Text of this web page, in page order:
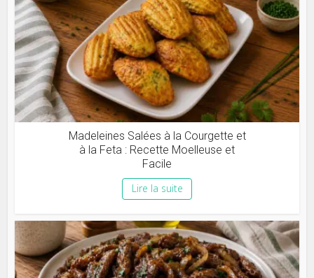
Madeleines Salées à la Courgette et
à la Feta : Recette Moelleuse et
Facile
Lire la suite